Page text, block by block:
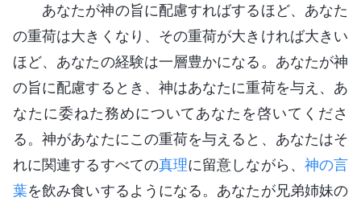
あなたが神の旨に配慮すればするほど、あなた
の重荷は大きくなり、その重荷が大きければ大きい
ほど、あなたの経験は一層豊かになる。あなたが神
の旨に配慮するとき、神はあなたに重荷を与え、あ
なたに委ねた務めについてあなたを啓いてくださ
る。神があなたにこの重荷を与えると、あなたはそ
れに関連するすべての真理に留意しながら、 神の言
葉を飲み食いするようになる。あなたが兄弟姉妹の